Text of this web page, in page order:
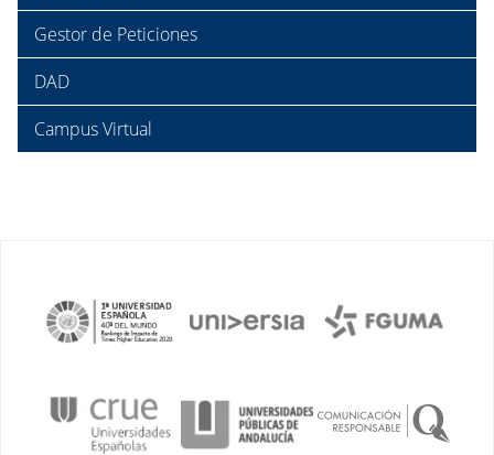
Gestor de Peticiones
DAD
Campus Virtual